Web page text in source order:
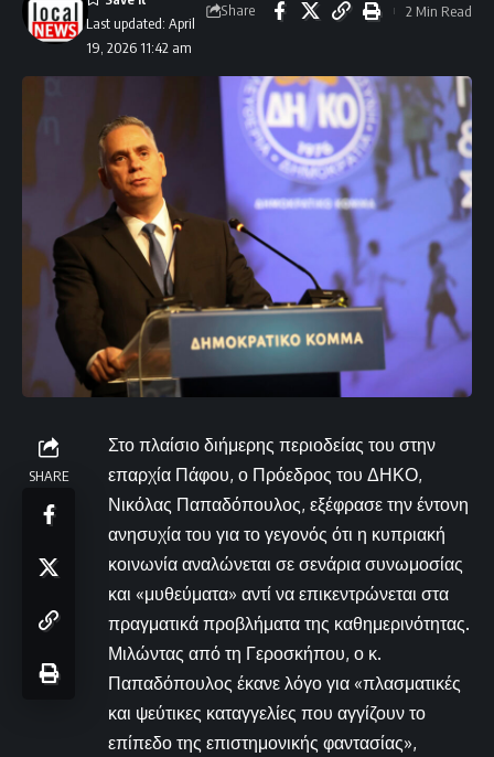
Last updated: April
19, 2026 11:42 am
Share 2 Min Read
SHARE
Στο πλαίσιο διήμερης περιοδείας του στην
επαρχία Πάφου, ο Πρόεδρος του ΔΗΚΟ,
Νικόλας Παπαδόπουλος, εξέφρασε την έντονη
ανησυχία του για το γεγονός ότι η κυπριακή
κοινωνία αναλώνεται σε σενάρια συνωμοσίας
και «μυθεύματα» αντί να επικεντρώνεται στα
πραγματικά προβλήματα της καθημερινότητας.
Μιλώντας από τη Γεροσκήπου, ο κ.
Παπαδόπουλος έκανε λόγο για «πλασματικές
και ψεύτικες καταγγελίες που αγγίζουν το
επίπεδο της επιστημονικής φαντασίας»,